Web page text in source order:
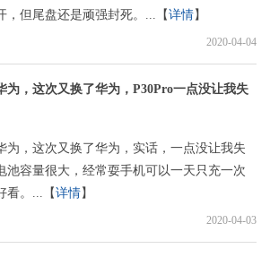
，但尾盘还是顽强封死。...【详情】
2020-04-04
为，这次又换了华为，P30Pro一点没让我失
为，这次又换了华为，实话，一点没让我失
池容量很大，经常耍手机可以一天只充一次
看。...【详情】
2020-04-03